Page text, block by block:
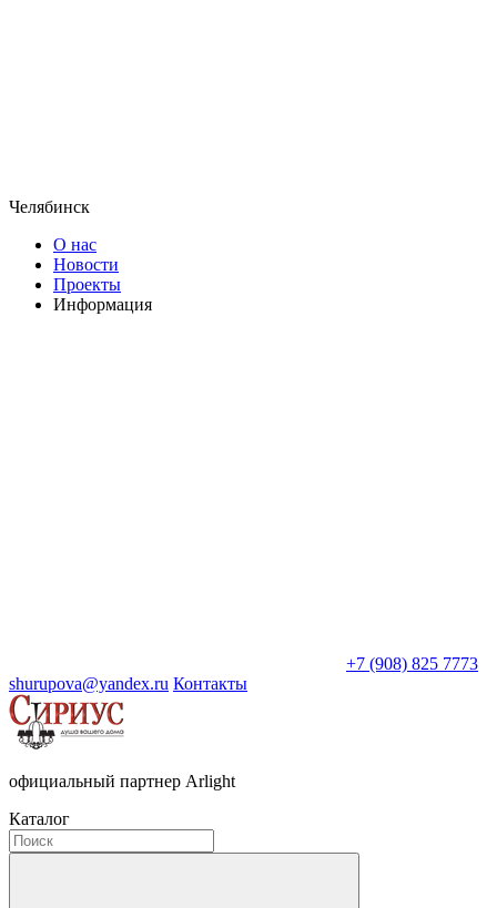
Челябинск
О нас
Новости
Проекты
Информация
+7 (908) 825 7773
shurupova@yandex.ru Контакты
официальный партнер Arlight
Каталог